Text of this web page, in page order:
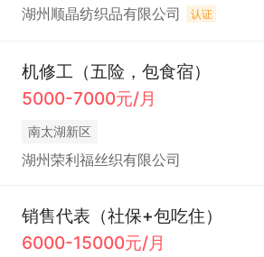
湖州顺晶纺织品有限公司 认证
机修工（五险，包食宿）
5000-7000元/月
南太湖新区
湖州荣利福丝织有限公司
销售代表（社保+包吃住）
6000-15000元/月